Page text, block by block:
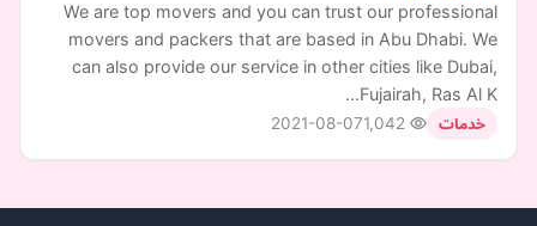
We are top movers and you can trust our professional
movers and packers that are based in Abu Dhabi. We
can also provide our service in other cities like Dubai,
Fujairah, Ras Al K…
خدمات 2021-08-07